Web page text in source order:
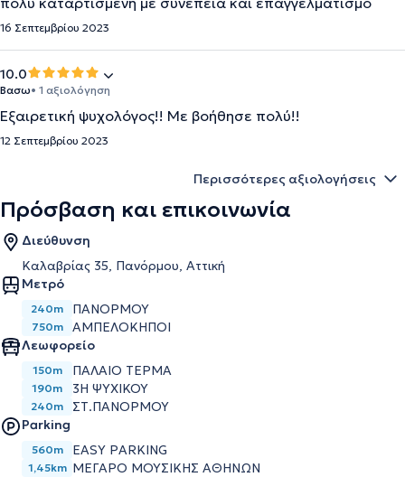
16 Σεπτεμβρίου 2023
10.0
Βασω• 1 αξιολόγηση
Εξαιρετική ψυχολόγος!! Με βοήθησε πολύ!!
12 Σεπτεμβρίου 2023
Περισσότερες αξιολογήσεις
Πρόσβαση και επικοινωνία
Διεύθυνση
Καλαβρίας 35, Πανόρμου, Αττική
Μετρό
240m ΠΑΝΌΡΜΟΥ
750m
ΑΜΠΕΛΌΚΗΠΟΙ
Λεωφορείο
150m ΠΑΛΑΙΟ ΤΕΡΜΑ
190m 3Η ΨΥΧΙΚΟΥ
240m
ΣΤ.ΠΑΝΟΡΜΟΥ
Parking
560m EASY PARKING
1,45km ΜΕΓΆΡΟ ΜΟΥΣΙΚΉΣ ΑΘΗΝΏΝ